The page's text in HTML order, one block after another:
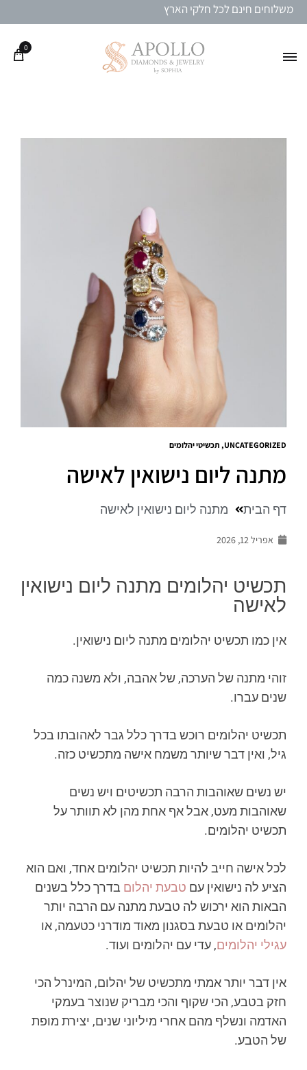
משלוחים חינם לכל חלקי הארץ
0
UNCATEGORIZED
, תכשיטי יהלומים
מתנה ליום נישואין לאישה
דף הבית מתנה ליום נישואין לאישה
אפריל 12, 2026
תכשיט יהלומים מתנה ליום נישואין
לאישה
אין כמו תכשיט יהלומים מתנה ליום נישואין.
זוהי מתנה של הערכה, של אהבה, ולא משנה כמה
שנים עברו.
תכשיט יהלומים רוכש בדרך כלל גבר לאהובתו בכל
גיל, ואין דבר שיותר משמח אישה מתכשיט כזה.
יש נשים שאוהבות הרבה תכשיטים ויש נשים
שאוהבות מעט, אבל אף אחת מהן לא תוותר על
תכשיט יהלומים.
לכל אישה חייב להיות תכשיט יהלומים אחד, ואם הוא
הציע לה נישואין עם טבעת יהלום בדרך כלל בשנים
הבאות הוא ירכוש לה טבעת מתנה עם הרבה יותר
יהלומים או טבעת בסגנון מאוד מודרני כטעמה, או
עגילי יהלומים, עדי עם יהלומים ועוד.
אין דבר יותר אמתי מתכשיט של יהלום, המינרל הכי
חזק בטבע, הכי שקוף והכי מבריק שנוצר בעמקי
האדמה ונשלף מהם אחרי מיליוני שנים, יצירת מופת
של הטבע.